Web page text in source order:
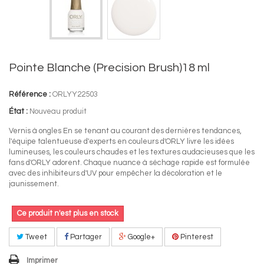
Pointe Blanche (Precision Brush)18 ml
Référence : ORLYY22503
État : Nouveau produit
Vernis à ongles En se tenant au courant des dernières tendances,
l'équipe talentueuse d'experts en couleurs d'ORLY livre les idées
lumineuses, les couleurs chaudes et les textures audacieuses que les
fans d'ORLY adorent. Chaque nuance à séchage rapide est formulée
avec des inhibiteurs d'UV pour empêcher la décoloration et le
jaunissement.
Ce produit n'est plus en stock
Tweet Partager Google+ Pinterest
Imprimer